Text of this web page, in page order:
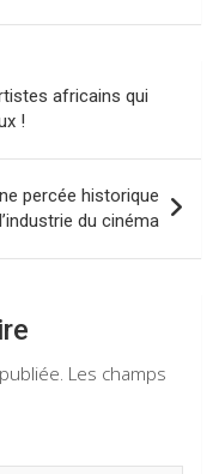
africains qui
!
percée historique
du cinéma
Les champs